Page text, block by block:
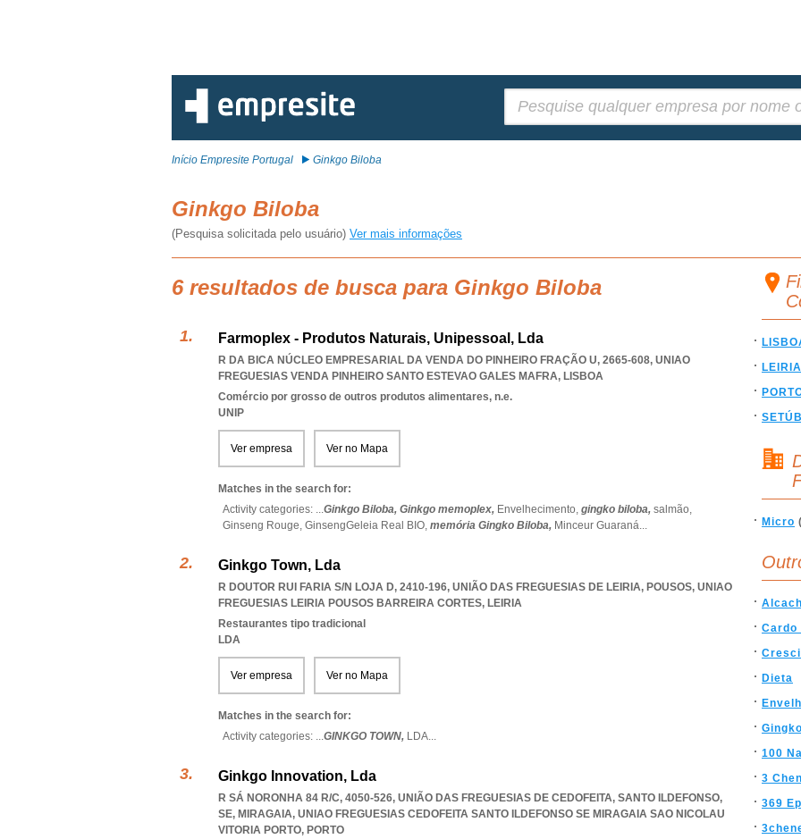
Início Empresite Portugal Ginkgo Biloba
Ginkgo Biloba
(Pesquisa solicitada pelo usuário) Ver mais informações
6 resultados de busca para Ginkgo Biloba
Farmoplex - Produtos Naturais, Unipessoal, Lda
R DA BICA NÚCLEO EMPRESARIAL DA VENDA DO PINHEIRO FRAÇÃO U, 2665-608, UNIAO
FREGUESIAS VENDA PINHEIRO SANTO ESTEVAO GALES MAFRA, LISBOA
Comércio por grosso de outros produtos alimentares, n.e.
UNIP
Ver empresa Ver no Mapa
Matches in the search for:
Activity categories: ...Ginkgo Biloba, Ginkgo memoplex, Envelhecimento, gingko biloba, salmão,
Ginseng Rouge, GinsengGeleia Real BIO, memória Gingko Biloba, Minceur Guaraná...
Ginkgo Town, Lda
R DOUTOR RUI FARIA S/N LOJA D, 2410-196, UNIÃO DAS FREGUESIAS DE LEIRIA, POUSOS, UNIAO
FREGUESIAS LEIRIA POUSOS BARREIRA CORTES, LEIRIA
Restaurantes tipo tradicional
LDA
Ver empresa Ver no Mapa
Matches in the search for:
Activity categories: ...GINKGO TOWN, LDA...
Ginkgo Innovation, Lda
R SÁ NORONHA 84 R/C, 4050-526, UNIÃO DAS FREGUESIAS DE CEDOFEITA, SANTO ILDEFONSO,
SE, MIRAGAIA, UNIAO FREGUESIAS CEDOFEITA SANTO ILDEFONSO SE MIRAGAIA SAO NICOLAU
VITORIA PORTO, PORTO
LEIRIA
Micro
Cardo
Dieta
100
3
369